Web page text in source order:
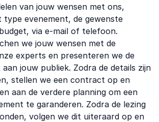
van jouw wensen met ons,
type evenement, de gewenste
via e-mail of telefoon.
we jouw wensen met de
experts en presenteren we de
aan jouw publiek. Zodra de details zijn
stellen we een contract op en
aan de verdere planning om een
te garanderen. Zodra de lezing
volgen we dit uiteraard op en